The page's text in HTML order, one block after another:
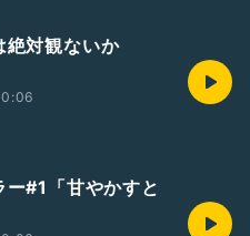
絶対観ないか
ー#1「甘やかすと